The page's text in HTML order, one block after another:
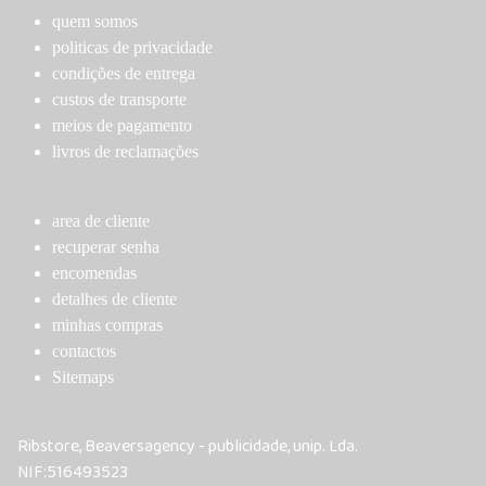
on
the
product
page
quem somos
politicas de privacidade
condições de entrega
custos de transporte
meios de pagamento
livros de reclamações
area de cliente
recuperar senha
encomendas
detalhes de cliente
minhas compras
contactos
Sitemaps
Ribstore, Beaversagency - publicidade, unip. Lda.
NIF:516493523